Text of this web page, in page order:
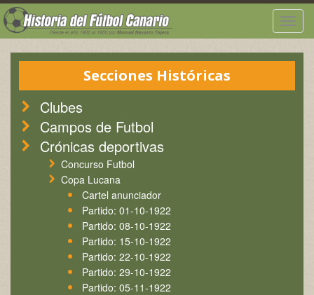
Secciones Históricas
Clubes
Campos de Futbol
Crónicas deportivas
Concurso Futbol
Copa Lucana
Cartel anunciador
Partido: 01-10-1922
Partido: 08-10-1922
Partido: 15-10-1922
Partido: 22-10-1922
Partido: 29-10-1922
Partido: 05-11-1922